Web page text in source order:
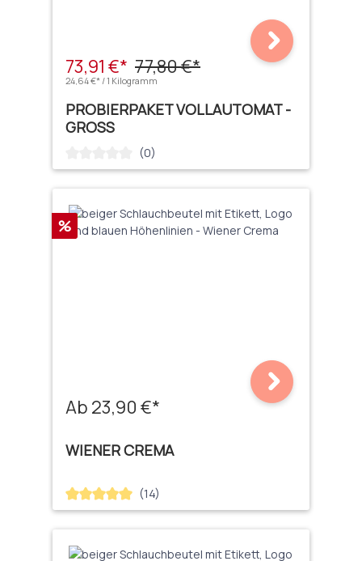
73,91 €* 77,80 €*
24,64 €* / 1 Kilogramm
PROBIERPAKET VOLLAUTOMAT -
GROSS
Durchschnittliche Bewertung von 0 von 5 Sternen
(0)
Rabatt
%
Ab 23,90 €*
WIENER CREMA
Durchschnittliche Bewertung von 5 von 5 Sternen
(14)